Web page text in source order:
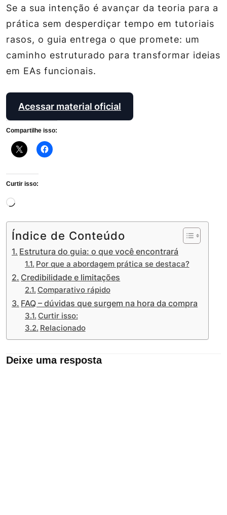
Se a sua intenção é avançar da teoria para a
prática sem desperdiçar tempo em tutoriais
rasos, o guia entrega o que promete: um
caminho estruturado para transformar ideias
em EAs funcionais.
Acessar material oficial
Compartilhe isso:
Curtir isso:
Carregando...
Índice de Conteúdo
Estrutura do guia: o que você encontrará
Por que a abordagem prática se destaca?
Credibilidade e limitações
Comparativo rápido
FAQ – dúvidas que surgem na hora da compra
Curtir isso:
Relacionado
Deixe uma resposta